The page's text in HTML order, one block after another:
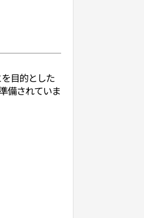
目的とした
備されていま